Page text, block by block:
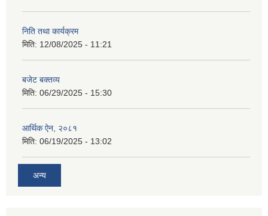
निति तथा कार्यक्रम
मिति: 12/08/2025 - 11:21
बजेट बक्तव्य
मिति: 06/29/2025 - 15:30
आर्थिक ऐन, २०८१
मिति: 06/19/2025 - 13:02
अन्य